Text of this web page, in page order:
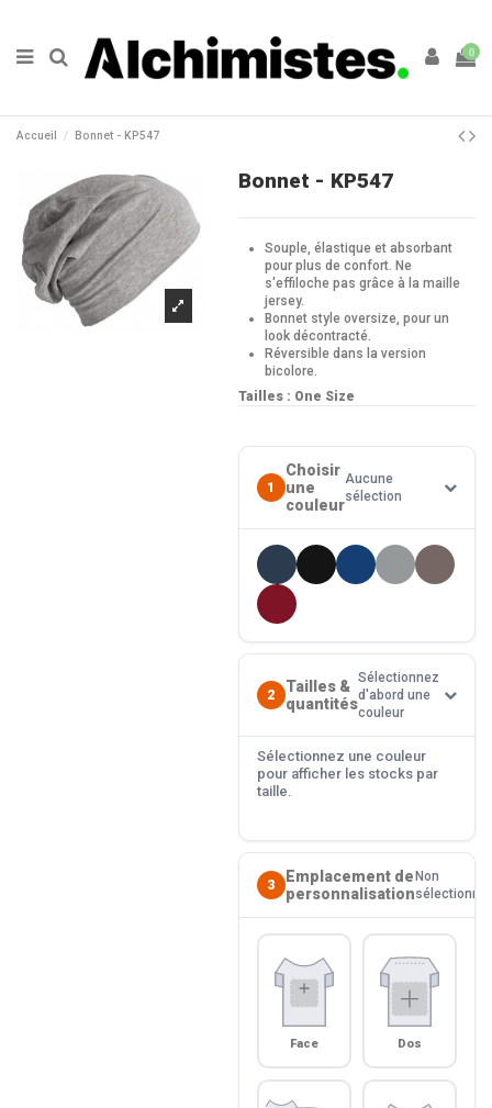
0
Accueil Bonnet - KP547
Bonnet - KP547
Souple, élastique et absorbant
pour plus de confort. Ne
s'effiloche pas grâce à la maille
jersey.
Bonnet style oversize, pour un
look décontracté.
Réversible dans la version
bicolore.
Tailles : One Size
1
Choisir
une
couleur
Aucune
sélection
2
Tailles &
quantités
Sélectionnez
d'abord une
couleur
Sélectionnez une couleur
pour afficher les stocks par
taille.
3
Emplacement de
personnalisation
Non
sélectionné
Face Dos